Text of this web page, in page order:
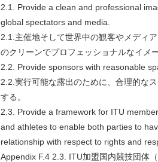
2.1. Provide a clean and professional
global spectators and media.
2.1.主催地そして世界中の観客やメディ
のクリーンでプロフェッショナルなイメ
2.2. Provide sponsors with reasonable
2.2.実行可能な露出のために、合理的な
する。
2.3. Provide a framework for ITU
and athletes to enable both parties to
relationship with respect to rights and
Appendix F.4 2.3. ITU加盟国内競技団体